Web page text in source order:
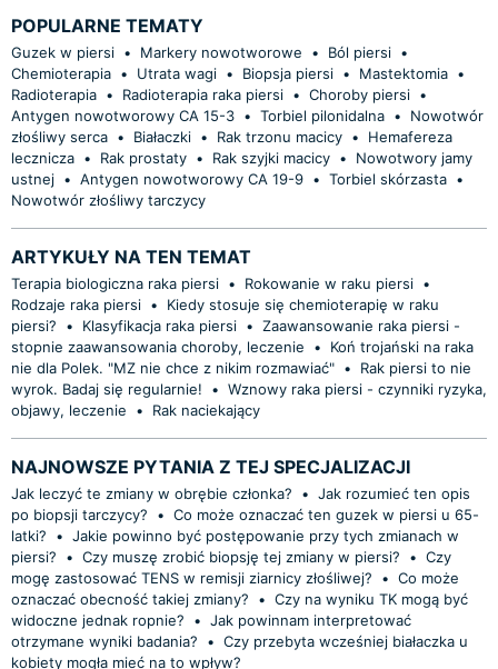
POPULARNE TEMATY
Guzek w piersi • Markery nowotworowe • Ból piersi •
Chemioterapia • Utrata wagi • Biopsja piersi • Mastektomia •
Radioterapia • Radioterapia raka piersi • Choroby piersi •
Antygen nowotworowy CA 15-3 • Torbiel pilonidalna •
Nowotwór
złośliwy serca • Białaczki • Rak trzonu macicy •
Hemafereza
lecznicza • Rak prostaty • Rak szyjki macicy •
Nowotwory jamy
ustnej • Antygen nowotworowy CA 19-9 • Torbiel skórzasta •
Nowotwór złośliwy tarczycy
ARTYKUŁY NA TEN TEMAT
Terapia biologiczna raka piersi • Rokowanie w raku piersi •
Rodzaje raka piersi •
Kiedy stosuje się chemioterapię w raku
piersi?
• Klasyfikacja raka piersi • Zaawansowanie raka piersi -
stopnie zaawansowania choroby, leczenie
•
Koń trojański na raka
nie dla Polek. "MZ nie chce z nikim rozmawiać" •
Rak piersi to nie
wyrok. Badaj się regularnie!
• Wznowy raka piersi - czynniki ryzyka,
objawy, leczenie
• Rak naciekający
NAJNOWSZE PYTANIA Z TEJ SPECJALIZACJI
Jak leczyć te zmiany w obrębie członka? • Jak rozumieć ten opis
po biopsji tarczycy?
• Co może oznaczać ten guzek w piersi u 65-
latki?
• Jakie powinno być postępowanie przy tych zmianach w
piersi?
• Czy muszę zrobić biopsję tej zmiany w piersi? • Czy
mogę zastosować TENS w remisji ziarnicy złośliwej?
• Co może
oznaczać obecność takiej zmiany?
• Czy na wyniku TK mogą być
widoczne jednak ropnie?
• Jak powinnam interpretować
otrzymane wyniki badania?
• Czy przebyta wcześniej białaczka u
kobiety mogła mieć na to wpływ?